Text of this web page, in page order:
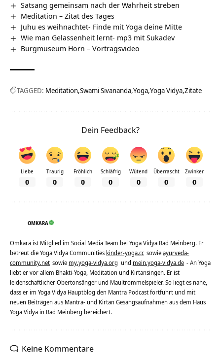
Satsang gemeinsam nach der Wahrheit streben
Meditation – Zitat des Tages
Juhu es weihnachtet- Finde mit Yoga deine Mitte
Wie man Gelassenheit lernt- mp3 mit Sukadev
Burgmuseum Horn‏‎ – Vortragsvideo
TAGGED: Meditation Swami Sivananda Yoga Yoga Vidya Zitate
Dein Feedback?
Liebe
0
Traurig
0
Fröhlich
0
Schläfrig
0
Wütend
0
Überrascht
0
Zwinker
0
OMKARA
Omkara ist Mitglied im Social Media Team bei Yoga Vidya Bad Meinberg. Er
betreut die Yoga Vidya Communities kinder-yoga.cc sowieayurveda-
community.net sowie my.yoga-vidya.org und mein.yoga-vidya.de - An Yoga
liebt er vor allem Bhakti-Yoga, Meditation und Kirtansingen. Er ist
leidenschaftlicher Obertonsänger und Maultrommelspieler. So liegt es nahe,
dass er im Yoga Vidya Hauptblog den Mantra Podcast fortführt und mit
neuen Beiträgen aus Mantra- und Kirtan Gesangsaufnahmen aus dem Haus
Yoga Vidya in Bad Meinberg bereichert.
Keine Kommentare